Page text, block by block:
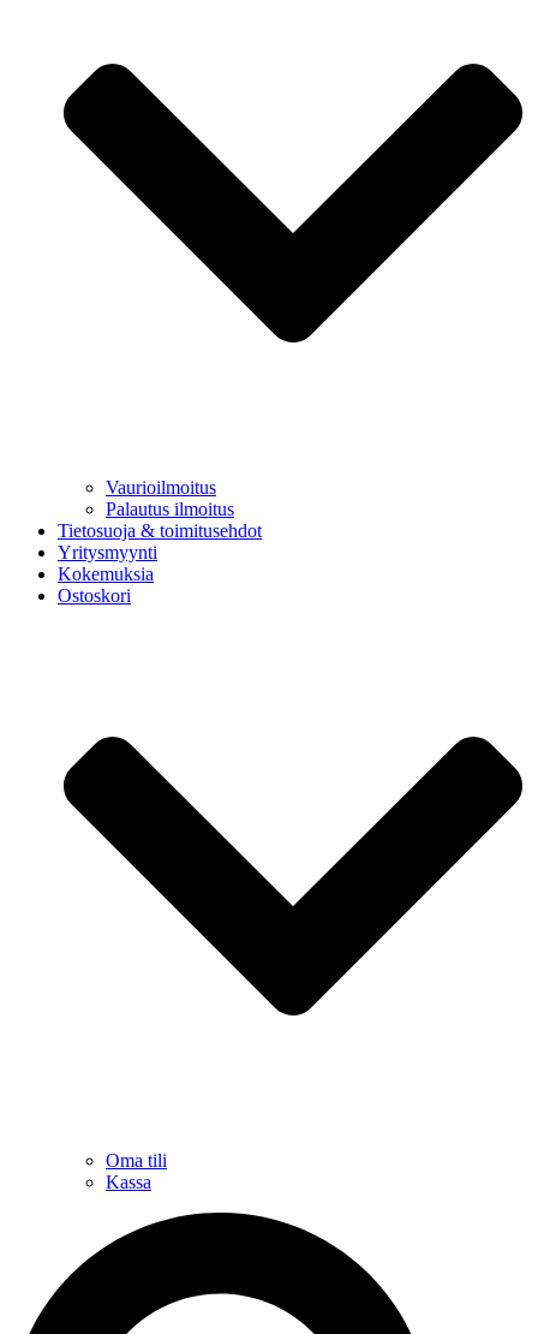
Vaurioilmoitus
Palautus ilmoitus
Tietosuoja & toimitusehdot
Yritysmyynti
Kokemuksia
Ostoskori
Oma tili
Kassa